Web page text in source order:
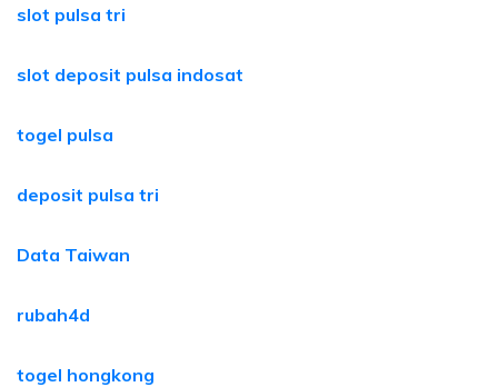
slot pulsa tri
slot deposit pulsa indosat
togel pulsa
deposit pulsa tri
Data Taiwan
rubah4d
togel hongkong